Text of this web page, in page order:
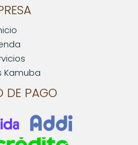
Kamuba
DE PAGO